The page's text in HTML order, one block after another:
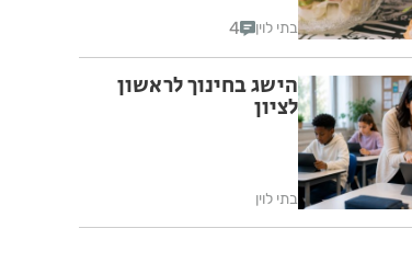
בתי לוין 4
הישג בחינוך לראשון
לציון
בתי לוין